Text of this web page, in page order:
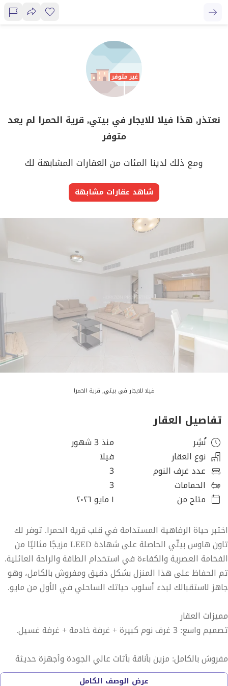
نعتذر, هذا فيلا للايجار في بيتي, قرية الحمرا لم يعد
متوفر
ومع ذلك لدينا المئات من العقارات المشابهة لك
شاهد عقارات مشابهة
فيلا للايجار في بيتي, قرية الحمرا
تفاصيل العقار
نُشِر
منذ 3 شهور
نوع العقار
فيلا
عدد غرف النوم
3
الحمامات
3
متاح من
١ مايو ٢٠٢٦
اختبر حياة الرفاهية المستدامة في قلب قرية الحمرا. توفر لك
تاون هاوس بيتّي الحاصلة على شهادة LEED مزيجًا مثاليًا من
الفخامة العصرية والكفاءة في استخدام الطاقة والراحة العائلية.
تم الحفاظ على هذا المنزل بشكل دقيق ومفروش بالكامل، وهو
جاهز لاستقبالك لبدء أسلوب حياتك الساحلي في الأول من مايو.
مميزات العقار
تصميم واسع: 3 غرف نوم كبيرة + غرفة خادمة + غرفة غسيل.
مفروش بالكامل: مزين بأناقة بأثاث عالي الجودة وأجهزة حديثة
وديكور معاصر.
عرض الوصف الكامل